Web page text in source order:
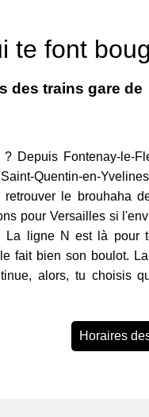
te font
des trains gare de
Depuis Fontenay-le-
Quentin-en-
retrouver le brouhaha
pour Versailles si
La ligne N est là pour
fait bien son boulot.
alors, tu choisis
Horaires